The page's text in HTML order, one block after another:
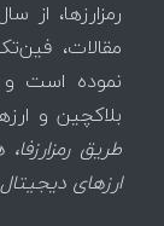
مقالات،
نموده است و
بلاکچین و
طریق
ارزهای